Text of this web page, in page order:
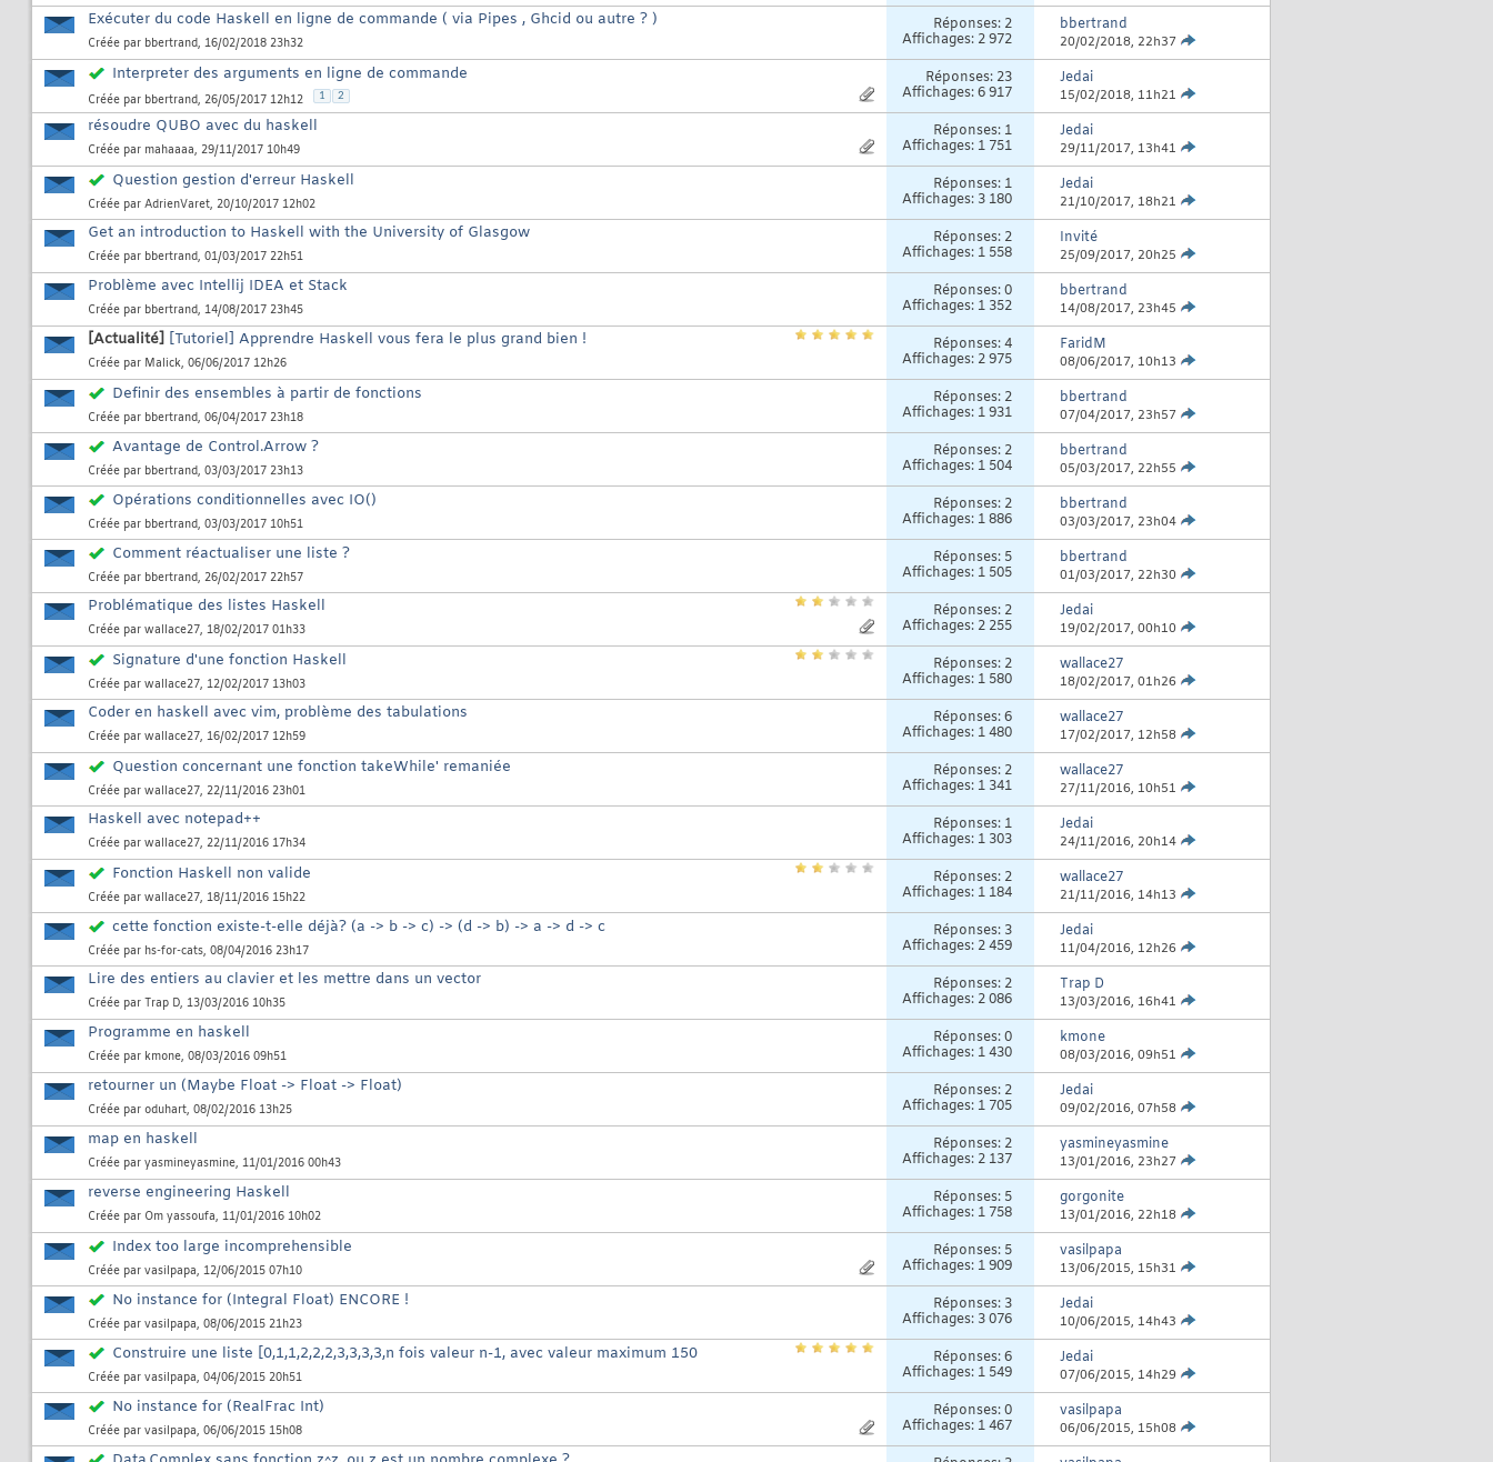
Exécuter du code Haskell en ligne de commande ( via Pipes , Ghcid ou autre ? )
Créée par bbertrand, 16/02/2018 23h32
Réponses: 2
Affichages: 2 972
bbertrand
20/02/2018, 22h37
Interpreter des arguments en ligne de commande
Créée par bbertrand, 26/05/2017 12h12 1 2
Réponses: 23
Affichages: 6 917
Jedai
15/02/2018, 11h21
résoudre QUBO avec du haskell
Créée par mahaaaa, 29/11/2017 10h49
Réponses: 1
Affichages: 1 751
Jedai
29/11/2017, 13h41
Question gestion d'erreur Haskell
Créée par AdrienVaret, 20/10/2017 12h02
Réponses: 1
Affichages: 3 180
Jedai
21/10/2017, 18h21
Get an introduction to Haskell with the University of Glasgow
Créée par bbertrand, 01/03/2017 22h51
Réponses: 2
Affichages: 1 558
Invité
25/09/2017, 20h25
Problème avec Intellij IDEA et Stack
Créée par bbertrand, 14/08/2017 23h45
Réponses:0
Affichages: 1 352
bbertrand
14/08/2017, 23h45
[Actualité] [Tutoriel] Apprendre Haskell vous fera le plus grand bien !
Créée par Malick, 06/06/2017 12h26
Réponses:4
Affichages: 2 975
FaridM
08/06/2017, 10h13
Definir des ensembles à partir de fonctions
Créée par bbertrand, 06/04/2017 23h18
Réponses: 2
Affichages: 1 931
bbertrand
07/04/2017, 23h57
Avantage de Control.Arrow ?
Créée par bbertrand, 03/03/2017 23h13
Réponses: 2
Affichages: 1 504
bbertrand
05/03/2017, 22h55
Opérations conditionnelles avec IO()
Créée par bbertrand, 03/03/2017 10h51
Réponses: 2
Affichages: 1 886
bbertrand
03/03/2017, 23h04
Comment réactualiser une liste ?
Créée par bbertrand, 26/02/2017 22h57
Réponses: 5
Affichages: 1 505
bbertrand
01/03/2017, 22h30
Problématique des listes Haskell
Créée par wallace27, 18/02/2017 01h33
Réponses: 2
Affichages: 2 255
Jedai
19/02/2017, 00h10
Signature d'une fonction Haskell
Créée par wallace27, 12/02/2017 13h03
Réponses: 2
Affichages: 1 580
wallace27
18/02/2017, 01h26
Coder en haskell avec vim, problème des tabulations
Créée par wallace27, 16/02/2017 12h59
Réponses:6
Affichages: 1 480
wallace27
17/02/2017, 12h58
Question concernant une fonction takeWhile' remaniée
Créée par wallace27, 22/11/2016 23h01
Réponses: 2
Affichages: 1 341
wallace27
27/11/2016, 10h51
Haskell avec notepad++
Créée par wallace27, 22/11/2016 17h34
Réponses: 1
Affichages: 1 303
Jedai
24/11/2016, 20h14
Fonction Haskell non valide
Créée par wallace27, 18/11/2016 15h22
Réponses: 2
Affichages: 1 184
wallace27
21/11/2016, 14h13
cette fonction existe-t-elle déjà? (a -> b -> c) -> (d -> b) -> a -> d -> c
Créée par hs-for-cats, 08/04/2016 23h17
Réponses: 3
Affichages: 2 459
Jedai
11/04/2016, 12h26
Lire des entiers au clavier et les mettre dans un vector
Créée par Trap D, 13/03/2016 10h35
Réponses: 2
Affichages: 2 086
Trap D
13/03/2016, 16h41
Programme en haskell
Créée par kmone, 08/03/2016 09h51
Réponses:0
Affichages: 1 430
kmone
08/03/2016, 09h51
retourner un (Maybe Float -> Float -> Float)
Créée par oduhart, 08/02/2016 13h25
Réponses: 2
Affichages: 1 705
Jedai
09/02/2016, 07h58
map en haskell
Créée par yasmineyasmine, 11/01/2016 00h43
Réponses: 2
Affichages: 2 137
yasmineyasmine
13/01/2016, 23h27
reverse engineering Haskell
Créée par Om yassoufa, 11/01/2016 10h02
Réponses: 5
Affichages: 1 758
gorgonite
13/01/2016, 22h18
Index too large incomprehensible
Créée par vasilpapa, 12/06/2015 07h10
Réponses: 5
Affichages: 1 909
vasilpapa
13/06/2015, 15h31
No instance for (Integral Float) ENCORE !
Créée par vasilpapa, 08/06/2015 21h23
Réponses: 3
Affichages: 3 076
Jedai
10/06/2015, 14h43
Construire une liste [0,1,1,2,2,2,3,3,3,3,n fois valeur n-1, avec valeur maximum 150
Créée par vasilpapa, 04/06/2015 20h51
Réponses:6
Affichages: 1 549
Jedai
07/06/2015, 14h29
No instance for (RealFrac Int)
Créée par vasilpapa, 06/06/2015 15h08
Réponses:0
Affichages: 1 467
vasilpapa
06/06/2015, 15h08